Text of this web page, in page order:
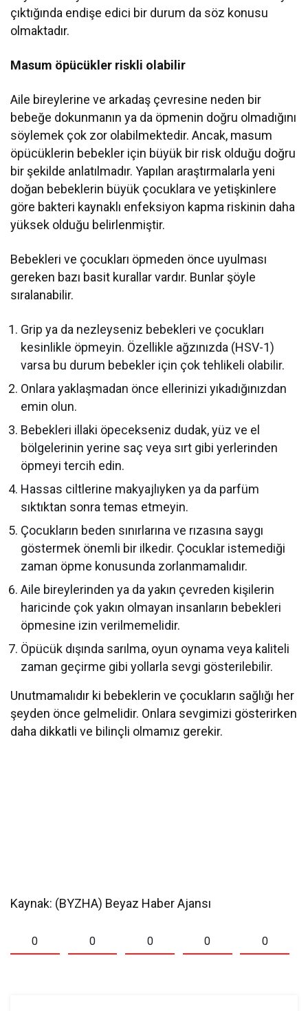
çıktığında endişe edici bir durum da söz konusu
olmaktadır.
Masum öpücükler riskli olabilir
Aile bireylerine ve arkadaş çevresine neden bir
bebeğe dokunmanın ya da öpmenin doğru olmadığını
söylemek çok zor olabilmektedir. Ancak, masum
öpücüklerin bebekler için büyük bir risk olduğu doğru
bir şekilde anlatılmadır. Yapılan araştırmalarla yeni
doğan bebeklerin büyük çocuklara ve yetişkinlere
göre bakteri kaynaklı enfeksiyon kapma riskinin daha
yüksek olduğu belirlenmiştir.
Bebekleri ve çocukları öpmeden önce uyulması
gereken bazı basit kurallar vardır. Bunlar şöyle
sıralanabilir.
Grip ya da nezleyseniz bebekleri ve çocukları
kesinlikle öpmeyin. Özellikle ağzınızda (HSV-1)
varsa bu durum bebekler için çok tehlikeli olabilir.
Onlara yaklaşmadan önce ellerinizi yıkadığınızdan
emin olun.
Bebekleri illaki öpecekseniz dudak, yüz ve el
bölgelerinin yerine saç veya sırt gibi yerlerinden
öpmeyi tercih edin.
Hassas ciltlerine makyajlıyken ya da parfüm
sıktıktan sonra temas etmeyin.
Çocukların beden sınırlarına ve rızasına saygı
göstermek önemli bir ilkedir. Çocuklar istemediği
zaman öpme konusunda zorlanmamalıdır.
Aile bireylerinden ya da yakın çevreden kişilerin
haricinde çok yakın olmayan insanların bebekleri
öpmesine izin verilmemelidir.
Öpücük dışında sarılma, oyun oynama veya kaliteli
zaman geçirme gibi yollarla sevgi gösterilebilir.
Unutmamalıdır ki bebeklerin ve çocukların sağlığı her
şeyden önce gelmelidir. Onlara sevgimizi gösterirken
daha dikkatli ve bilinçli olmamız gerekir.
Kaynak: (BYZHA) Beyaz Haber Ajansı
0 0 0 0 0